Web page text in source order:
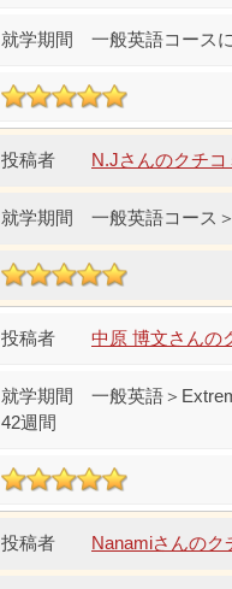
一般英語コース
N.Jさんのクチコ
一般英語コース
中原 博文さんの
一般英語＞
42週間
Nanamiさんのク